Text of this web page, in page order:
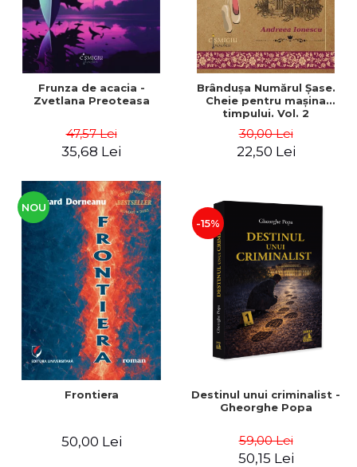
Frunza de acacia -
Zvetlana Preoteasa
47,57 Lei
35,68 Lei
Brânduşa Numărul Şase.
Cheie pentru maşina
timpului. Vol. 2
30,00 Lei
22,50 Lei
NOU
Frontiera
50,00 Lei
-15%
Destinul unui criminalist -
Gheorghe Popa
59,00 Lei
50,15 Lei